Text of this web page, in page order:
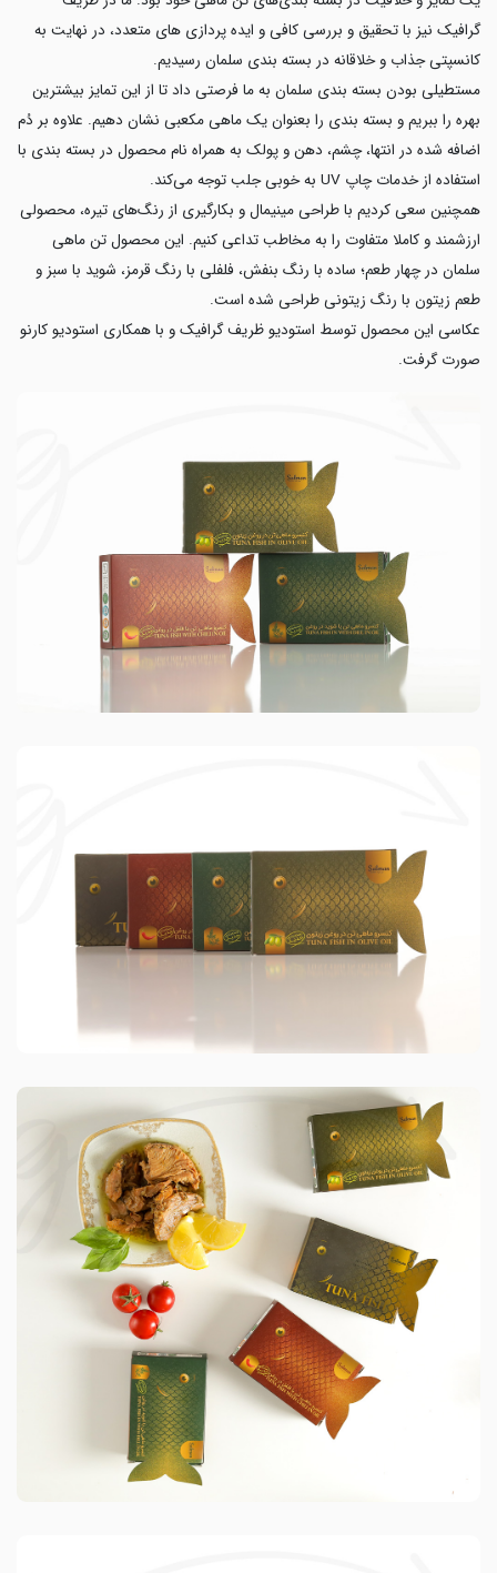
گرافیک نیز با تحقیق و بررسی کافی و ایده پردازی های متعدد، در نهایت به
کانسپتی جذاب و خلاقانه در بسته بندی سلمان رسیدیم.
مستطیلی بودن بسته بندی سلمان به ما فرصتی داد تا از این تمایز بیشترین
بهره را ببریم و بسته بندی را بعنوان یک ماهی مکعبی نشان دهیم. علاوه بر دُم
اضافه شده در انتها، چشم، دهن و پولک به همراه نام محصول در بسته بندی با
استفاده از خدمات چاپ UV به خوبی جلب توجه می‌کند.
همچنین سعی کردیم با طراحی مینیمال و بکارگیری از رنگ‌های تیره، محصولی
ارزشمند و کاملا متفاوت را به مخاطب تداعی کنیم. این محصول تن ماهی
سلمان در چهار طعم؛ ساده با رنگ بنفش، فلفلی با رنگ قرمز، شوید با سبز و
طعم زیتون با رنگ زیتونی طراحی شده است.
عکاسی این محصول توسط استودیو ظریف گرافیک و با همکاری استودیو کارنو
صورت گرفت.